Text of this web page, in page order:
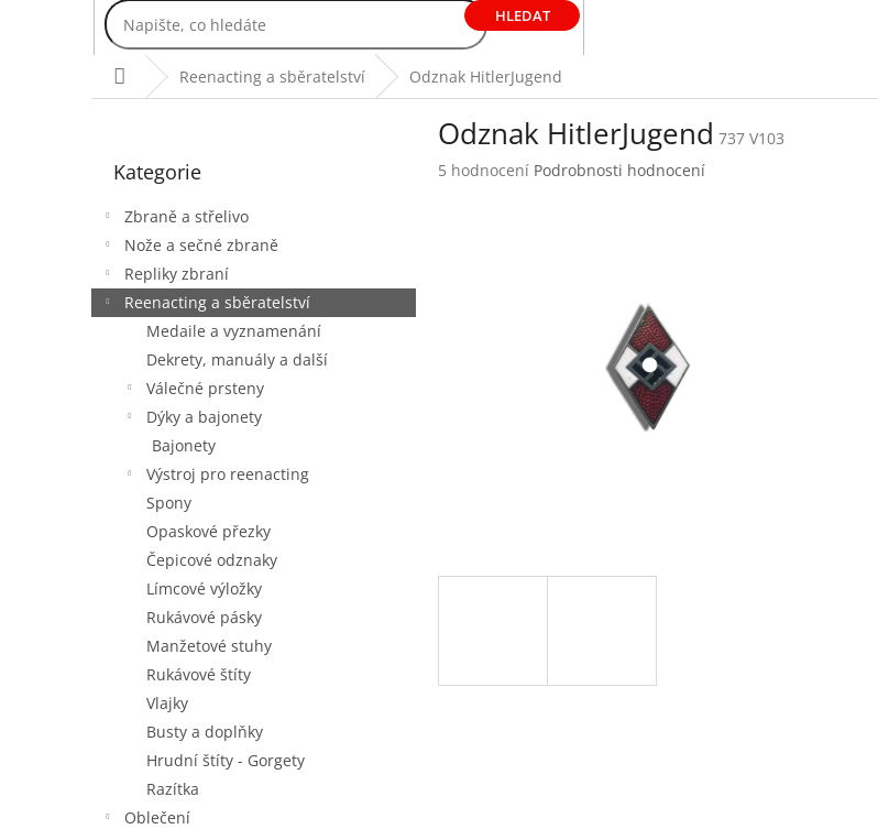
HLEDAT
Domů Reenacting a sběratelství Odznak HitlerJugend
kategorie
Kategorie
Zbraně a střelivo
Nože a sečné zbraně
Repliky zbraní
Reenacting a sběratelství
Medaile a vyznamenání
Dekrety, manuály a další
Válečné prsteny
Dýky a bajonety
Bajonety
Výstroj pro reenacting
Spony
Opaskové přezky
Čepicové odznaky
Límcové výložky
Rukávové pásky
Manžetové stuhy
Rukávové štíty
Vlajky
Busty a doplňky
Hrudní štíty - Gorgety
Razítka
Oblečení
Odznak HitlerJugend 737 V103
Průměrné
5 hodnocení Podrobnosti hodnocení